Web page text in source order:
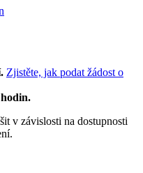
Zjistěte, jak podat žádost o
v závislosti na dostupnosti